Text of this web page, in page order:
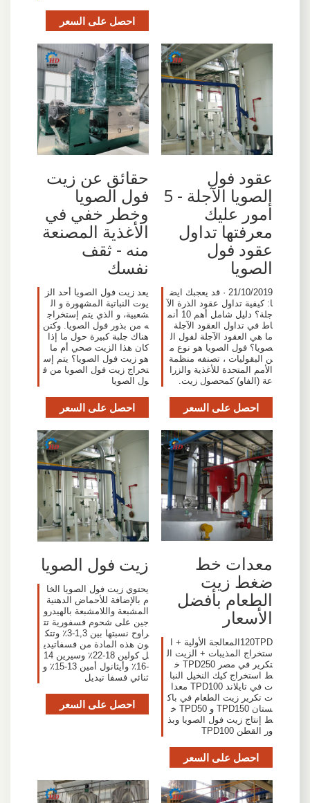
احصل على السعر
عقود فول
الصويا الآجلة - 5
أمور عليك
معرفتها تداول
عقود فول
الصويا
21/10/2019 · قد يعجبك ايض
ا: كيفية تداول عقود الذرة الآ
جلة؟ دليل شامل أهم 10 أنم
اط في تداول العقود الآجلة
ما هي العقود الآجلة لفول ال
صويا؟ فول الصويا هو نوع م
ن البقوليات ، تصنفه منظمة
الأمم المتحدة للأغذية والزرا
عة (الفاو) كمحصول زيت.
احصل على السعر
حقائق عن زيت
فول الصويا
وخطر خفي في
الأغذية المصنعة
منه - ثقف
نفسك
يعد زيت فول الصويا أحد الز
يوت النباتية المشهورة و ال
شعبية، و الذي يتم إستخراج
ه من بذور فول الصويا. وكتن
هناك جلبة كبيرة حول ما إذا
كان هذا الزيت صحي أم ما
هو زيت فول الصويا؟ يتم إس
تخراج زيت فول الصويا من ف
ول الصويا
احصل على السعر
معدات خط
ضغط زيت
الطعام بأفضل
الأسعار
120TPDالمعالجة الأولية + ا
ستخراج المذيبات + الزيت ال
تكرير في مصر TPD250 خ
ط استخراج كيك النخيل النبا
ت في تايلاند TPD100 معدا
ت تكرير زيت الطعام في باك
ستان TPD150 و TPD50 خ
ط إنتاج زيت فول الصويا وبذ
ور القطن TPD100
احصل على السعر
زيت فول الصويا
يحتوي زيت فول الصويا الخا
م بالإضافة للأحماض الدهنية
المشبعة واللامشبعة بالهيدرو
جين على شحوم فسفورية تت
راوح نسبتها بين 1,3-3٪ وتتك
ون هذه المادة من فسفاتيدي
ل كولين 18-22٪ وسيرين 14
-16٪ وأيثانول أمين 13-15٪ و
ثنائي فسفا تيديل
احصل على السعر